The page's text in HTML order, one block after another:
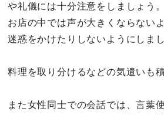
や礼儀には十分注意をしましょう。
お店の中では声が大きくならない
迷惑をかけたりしないようにしまし
料理を取り分けるなどの気遣いも
また女性同士での会話では、言葉